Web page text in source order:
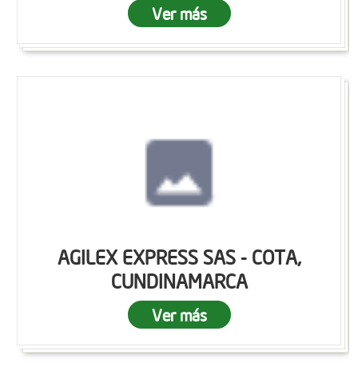
Ver más
AGILEX EXPRESS SAS - COTA,
CUNDINAMARCA
Ver más